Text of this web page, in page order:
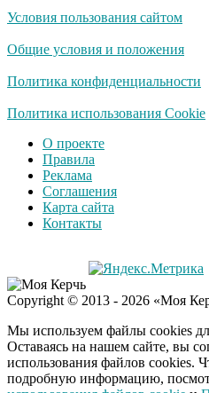
Условия пользования сайтом
Общие условия и положения
Политика конфиденциальности
Политика использования Cookie
О проекте
Правила
Реклама
Соглашения
Карта сайта
Контакты
Copyright © 2013 - 2026 «Моя
Мы используем файлы cookies
Оставаясь на нашем сайте, вы
использования файлов cookies.
подробную информацию,